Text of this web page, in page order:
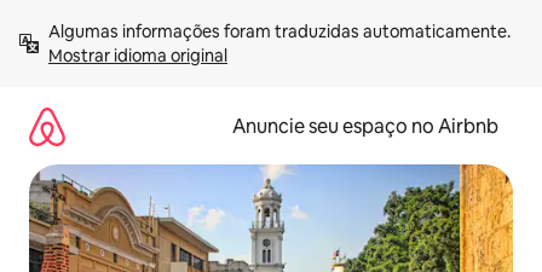
para
Mostrar idioma original
Anuncie seu espaço no Airbnb